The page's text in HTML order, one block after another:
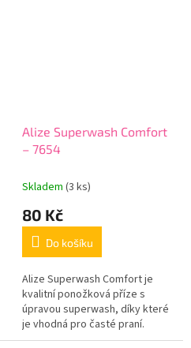
Alize Superwash Comfort
– 7654
Skladem (3 ks)
80 Kč
Do košíku
Alize Superwash Comfort je
kvalitní ponožková příze s
úpravou superwash, díky které
je vhodná pro časté praní.
Hotové výrobky jsou příjemné